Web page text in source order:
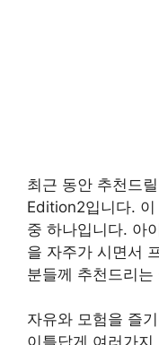
최근 동안 추천드
Edition2입니다.
중 하나입니다. 아
을 자주가 시면서
분들께 추천드리는
자유와 모험을 즐